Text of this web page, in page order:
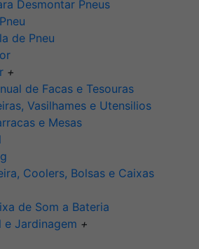
Desmontar Pneus
de Pneu
+
de Facas e Tesouras
Vasilhames e Utensilios
e Mesas
Coolers, Bolsas e Caixas
de Som a Bateria
e Jardinagem +